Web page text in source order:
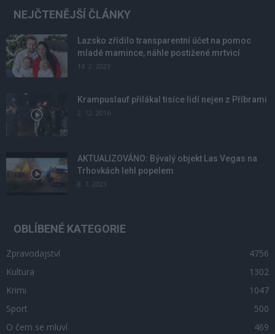
NEJČTENĚJŠÍ ČLÁNKY
Lazsko zřídilo transparentní účet na pomoc
mladé mamince, náhle postižené mrtvicí
14. 2. 2023
Krampuslauf přilákal tisíce lidí nejen z Příbrami
2. 12. 2016
AKTUALIZOVÁNO: Bývalý objekt Las Vegas na
Trhovkách lehl popelem
8. 7. 2023
OBLÍBENÉ KATEGORIE
Zpravodajství
4756
Kultura
1302
Krimi
1047
Sport
500
O čem se mluví
469